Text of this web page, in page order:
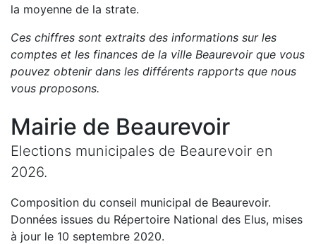
la moyenne de la strate.
Ces chiffres sont extraits des informations sur les
comptes et les finances de la ville Beaurevoirque vous
pouvez obtenir dans les différents rapports que nous
vous proposons.
Mairie de Beaurevoir
Elections municipales de Beaurevoir en
2026.
Composition du conseil municipal de Beaurevoir.
Données issues du Répertoire National des Elus, mises
à jour le 10 septembre 2020.